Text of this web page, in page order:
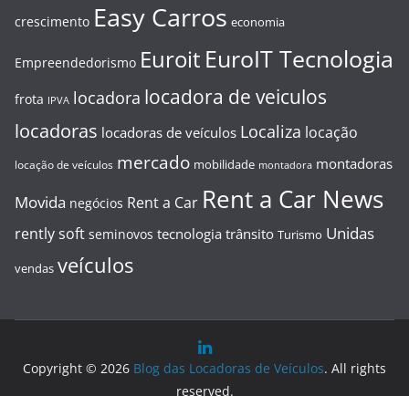
crescimento Easy Carros economia
Empreendedorismo Euroit EuroIT Tecnologia
frota IPVA locadora locadora de veiculos
locadoras locadoras de veículos Localiza locação
locação de veículos mercado mobilidade montadora montadoras
Movida negócios Rent a Car Rent a Car News
rently soft seminovos tecnologia trânsito Turismo Unidas
vendas veículos
Copyright © 2026 Blog das Locadoras de Veículos. All rights
reserved.